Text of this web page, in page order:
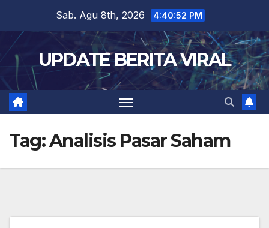
content
Sab. Agu 8th, 2026 4:40:52 PM
UPDATE BERITA VIRAL
Tag:Analisis Pasar Saham